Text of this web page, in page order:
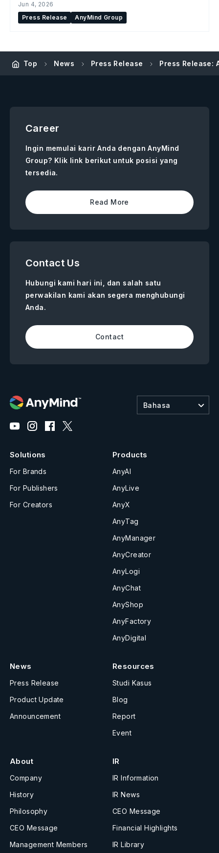
Jun 4, 2026
Press Release
AnyMind Group
Top News Press Release Press Release:
Career
Ingin memulai karir Anda dengan AnyMind
Group? Klik link berikut untuk posisi yang
tersedia.
Read More
Contact Us
Hubungi kami hari ini, dan salah satu
perwakilan kami akan segera menghubungi
Anda.
Contact
Bahasa
Solutions
For Brands
For Publishers
For Creators
Products
AnyAI
AnyLive
AnyX
AnyTag
AnyManager
AnyCreator
AnyLogi
AnyChat
AnyShop
AnyFactory
AnyDigital
News
Press Release
Product Update
Announcement
Resources
Studi Kasus
Blog
Report
Event
About
Company
History
Philosophy
CEO Message
Management Members
IR
IR Information
IR News
CEO Message
Financial Highlights
IR Library